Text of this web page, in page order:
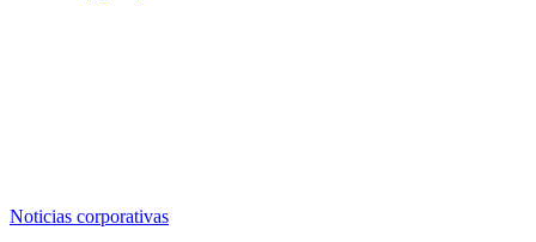
Noticias corporativas